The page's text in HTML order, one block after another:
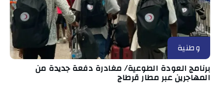
وطنية
برنامج العودة الطوعية/ مغادرة دفعة جديدة من
المهاجرين عبر مطار قرطاج